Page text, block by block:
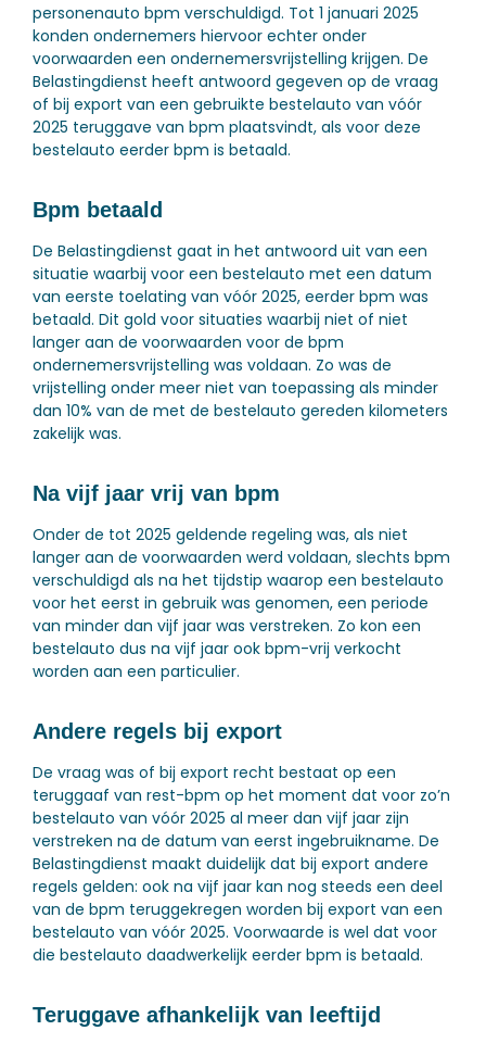
personenauto bpm verschuldigd. Tot 1 januari 2025
konden ondernemers hiervoor echter onder
voorwaarden een ondernemersvrijstelling krijgen. De
Belastingdienst heeft antwoord gegeven op de vraag
of bij export van een gebruikte bestelauto van vóór
2025 teruggave van bpm plaatsvindt, als voor deze
bestelauto eerder bpm is betaald.
Bpm betaald
De Belastingdienst gaat in het antwoord uit van een
situatie waarbij voor een bestelauto met een datum
van eerste toelating van vóór 2025, eerder bpm was
betaald. Dit gold voor situaties waarbij niet of niet
langer aan de voorwaarden voor de bpm
ondernemersvrijstelling was voldaan. Zo was de
vrijstelling onder meer niet van toepassing als minder
dan 10% van de met de bestelauto gereden kilometers
zakelijk was.
Na vijf jaar vrij van bpm
Onder de tot 2025 geldende regeling was, als niet
langer aan de voorwaarden werd voldaan, slechts bpm
verschuldigd als na het tijdstip waarop een bestelauto
voor het eerst in gebruik was genomen, een periode
van minder dan vijf jaar was verstreken. Zo kon een
bestelauto dus na vijf jaar ook bpm-vrij verkocht
worden aan een particulier.
Andere regels bij export
De vraag was of bij export recht bestaat op een
teruggaaf van rest-bpm op het moment dat voor zo’n
bestelauto van vóór 2025 al meer dan vijf jaar zijn
verstreken na de datum van eerst ingebruikname. De
Belastingdienst maakt duidelijk dat bij export andere
regels gelden: ook na vijf jaar kan nog steeds een deel
van de bpm teruggekregen worden bij export van een
bestelauto van vóór 2025. Voorwaarde is wel dat voor
die bestelauto daadwerkelijk eerder bpm is betaald.
Teruggave afhankelijk van leeftijd